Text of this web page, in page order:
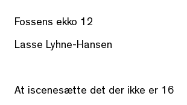
Fossens ekko 12
Lasse Lyhne-Hansen
At iscenesætte det der ikke er 16